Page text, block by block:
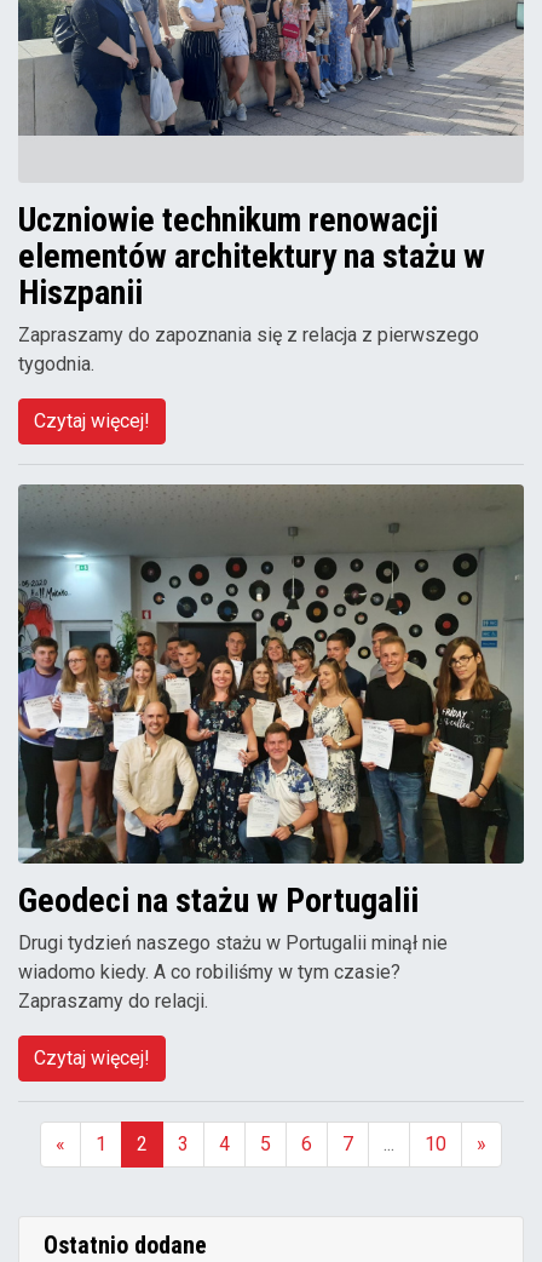
Uczniowie technikum renowacji
elementów architektury na stażu w
Hiszpanii
Zapraszamy do zapoznania się z relacja z pierwszego
tygodnia.
Czytaj więcej!
Geodeci na stażu w Portugalii
Drugi tydzień naszego stażu w Portugalii minął nie
wiadomo kiedy. A co robiliśmy w tym czasie?
Zapraszamy do relacji.
Czytaj więcej!
« 1
2
3 4 5 6 7 ... 10 »
Ostatnio dodane